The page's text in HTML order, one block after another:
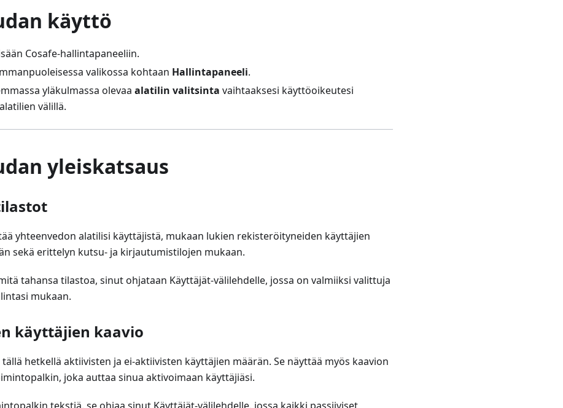
käyttö
Cosafe-hallintapaneeliin.
valikossa kohtaan Hallintapaneeli.
yläkulmassa olevaa alatilin valitsinta vaihtaaksesi käyttöoikeutesi
välillä.
yleiskatsaus
yhteenvedon alatilisi käyttäjistä, mukaan lukien rekisteröityneiden käyttäjien
sekä erittelyn kutsu- ja kirjautumistilojen mukaan.
tahansa tilastoa, sinut ohjataan Käyttäjät-välilehdelle, jossa on valmiiksi valittuja
mukaan.
käyttäjien kaavio
tällä hetkellä aktiivisten ja ei-aktiivisten käyttäjien määrän. Se näyttää myös kaavion
joka auttaa sinua aktivoimaan käyttäjiäsi.